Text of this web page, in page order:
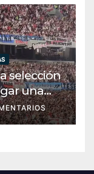
selección
una